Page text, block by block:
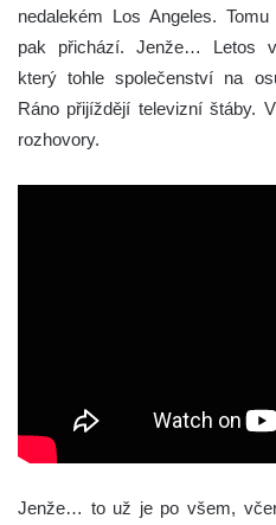
nedalekém Los Angeles.
pak přichází. Jenže… Letos
který tohle společenství na
Ráno přijíždějí televizní štáby.
rozhovory.
Jenže… to už je po všem,